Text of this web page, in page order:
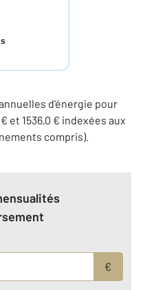
d'énergie pour
et 1536,0 € indexées aux
compris).
€